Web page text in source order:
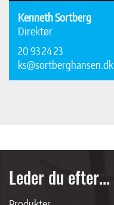
Kenneth Sortberg
Direktør
20 93 24 23
ks@sortberghansen.dk
Leder du efter...